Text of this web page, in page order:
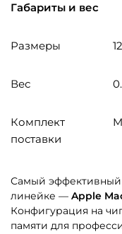
Габариты и вес
Размеры
Вес
Комплект
поставки
Самый
линейке — Apple
Конфигурация на
памяти для